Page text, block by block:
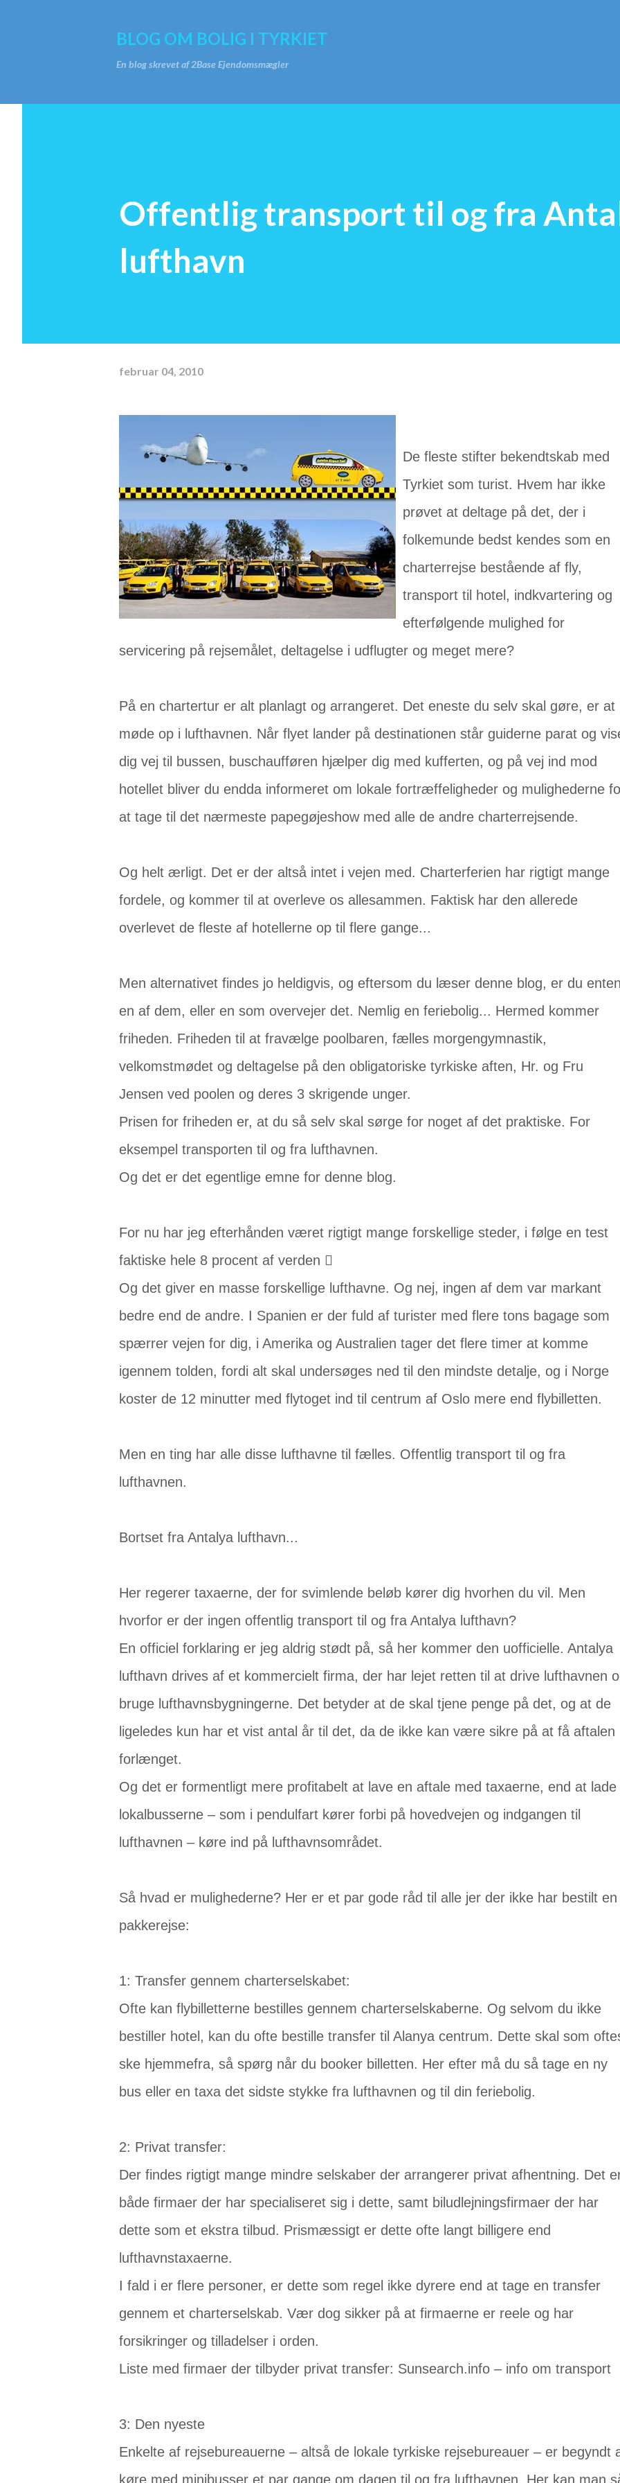
BLOG OM BOLIG I TYRKIET
En blog skrevet af 2Base Ejendomsmægler
Offentlig transport til og fra
lufthavn
februar 04, 2010
De fleste stifter bekendtskab med
Tyrkiet som turist. Hvem har ikke
prøvet at deltage på det, der i
folkemunde bedst kendes som en
charterrejse bestående af fly,
transport til hotel, indkvartering og
efterfølgende mulighed for
servicering på rejsemålet, deltagelse i udflugter og meget mere?
På en chartertur er alt planlagt og arrangeret. Det eneste du selv skal gøre, er at
møde op i lufthavnen. Når flyet lander på destinationen står guiderne parat og
dig vej til bussen, buschaufføren hjælper dig med kufferten, og på vej ind mod
hotellet bliver du endda informeret om lokale fortræffeligheder og mulighederne
at tage til det nærmeste papegøjeshow med alle de andre charterrejsende.
Og helt ærligt. Det er der altså intet i vejen med. Charterferien har rigtigt mange
fordele, og kommer til at overleve os allesammen. Faktisk har den allerede
overlevet de fleste af hotellerne op til flere gange...
Men alternativet findes jo heldigvis, og eftersom du læser denne blog, er du
en af dem, eller en som overvejer det. Nemlig en feriebolig... Hermed kommer
friheden. Friheden til at fravælge poolbaren, fælles morgengymnastik,
velkomstmødet og deltagelse på den obligatoriske tyrkiske aften, Hr. og Fru
Jensen ved poolen og deres 3 skrigende unger.
Prisen for friheden er, at du så selv skal sørge for noget af det praktiske. For
eksempel transporten til og fra lufthavnen.
Og det er det egentlige emne for denne blog.
For nu har jeg efterhånden været rigtigt mange forskellige steder, i følge en test
faktiske hele 8 procent af verden 
Og det giver en masse forskellige lufthavne. Og nej, ingen af dem var markant
bedre end de andre. I Spanien er der fuld af turister med flere tons bagage som
spærrer vejen for dig, i Amerika og Australien tager det flere timer at komme
igennem tolden, fordi alt skal undersøges ned til den mindste detalje, og i Norge
koster de 12 minutter med flytoget ind til centrum af Oslo mere end flybilletten.
Men en ting har alle disse lufthavne til fælles. Offentlig transport til og fra
lufthavnen.
Bortset fra Antalya lufthavn...
Her regerer taxaerne, der for svimlende beløb kører dig hvorhen du vil. Men
hvorfor er der ingen offentlig transport til og fra Antalya lufthavn?
En officiel forklaring er jeg aldrig stødt på, så her kommer den uofficielle. Antalya
lufthavn drives af et kommercielt firma, der har lejet retten til at drive lufthavnen
bruge lufthavnsbygningerne. Det betyder at de skal tjene penge på det, og at de
ligeledes kun har et vist antal år til det, da de ikke kan være sikre på at få aftalen
forlænget.
Og det er formentligt mere profitabelt at lave en aftale med taxaerne, end at lade
lokalbusserne – som i pendulfart kører forbi på hovedvejen og indgangen til
lufthavnen – køre ind på lufthavnsområdet.
Så hvad er mulighederne? Her er et par gode råd til alle jer der ikke har bestilt en
pakkerejse:
1: Transfer gennem charterselskabet:
Ofte kan flybilletterne bestilles gennem charterselskaberne. Og selvom du ikke
bestiller hotel, kan du ofte bestille transfer til Alanya centrum. Dette skal som
ske hjemmefra, så spørg når du booker billetten. Her efter må du så tage en ny
bus eller en taxa det sidste stykke fra lufthavnen og til din feriebolig.
2: Privat transfer:
Der findes rigtigt mange mindre selskaber der arrangerer privat afhentning. Det
både firmaer der har specialiseret sig i dette, samt biludlejningsfirmaer der har
dette som et ekstra tilbud. Prismæssigt er dette ofte langt billigere end
lufthavnstaxaerne.
I fald i er flere personer, er dette som regel ikke dyrere end at tage en transfer
gennem et charterselskab. Vær dog sikker på at firmaerne er reele og har
forsikringer og tilladelser i orden.
Liste med firmaer der tilbyder privat transfer: Sunsearch.info – info om transport
3: Den nyeste
Enkelte af rejsebureauerne – altså de lokale tyrkiske rejsebureauer – er begyndt
køre med minibusser et par gange om dagen til og fra lufthavnen. Her kan man